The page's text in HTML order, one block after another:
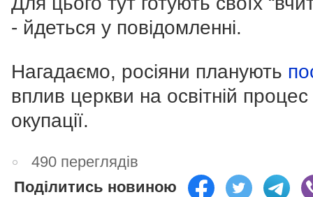
- йдеться у повідомленні.
Нагадаємо, росіяни планують
вплив церкви на освітній процес
окупації.
490 переглядів
Поділитись новиною